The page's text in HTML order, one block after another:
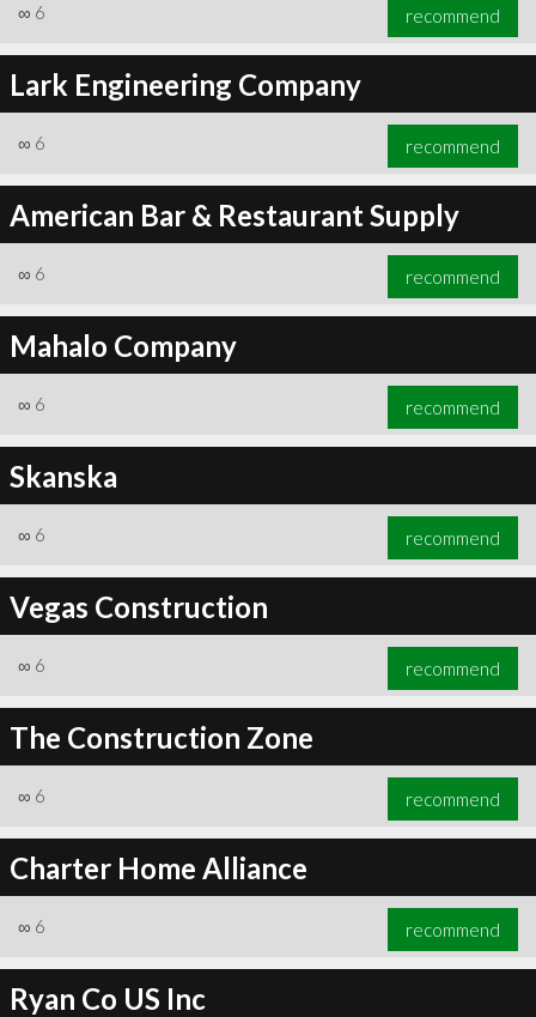
∞ 6 recommend
Lark Engineering Company
∞ 6 recommend
American Bar & Restaurant Supply
∞ 6 recommend
Mahalo Company
∞ 6 recommend
Skanska
∞ 6 recommend
Vegas Construction
∞ 6 recommend
The Construction Zone
∞ 6 recommend
Charter Home Alliance
∞ 6 recommend
Ryan Co US Inc